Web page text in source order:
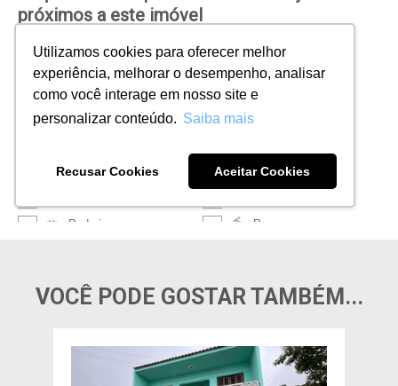
VOCÊ PODE GOSTAR TAMBÉM...